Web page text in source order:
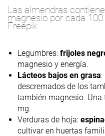
Las almendras
magnesio por cada 100
Freepik
Legumbres: frijoles
magnesio y energía.
Lácteos bajos en grasa
descremados de los
también magnesio. Una
mg.
Verduras de hoja:
cultivar en huertas